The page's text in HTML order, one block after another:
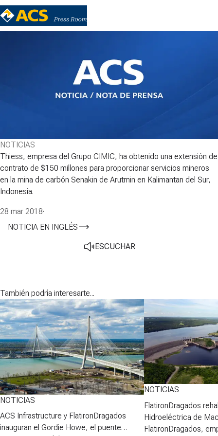
NOTICIAS
Thiess, empresa del Grupo CIMIC, ha obtenido una extensión de
contrato de $150 millones para proporcionar servicios mineros
en la mina de carbón Senakin de Arutmin en Kalimantan del Sur,
Indonesia.
28 mar 2018·
NOTICIA EN INGLÉS
ESCUCHAR
También podría interesarte...
NOTICIAS
ACS Infrastructure y FlatironDragados
inauguran el Gordie Howe, el puente
NOTICIAS
FlatironDragados
Hidroeléctrica de
FlatironDragados,